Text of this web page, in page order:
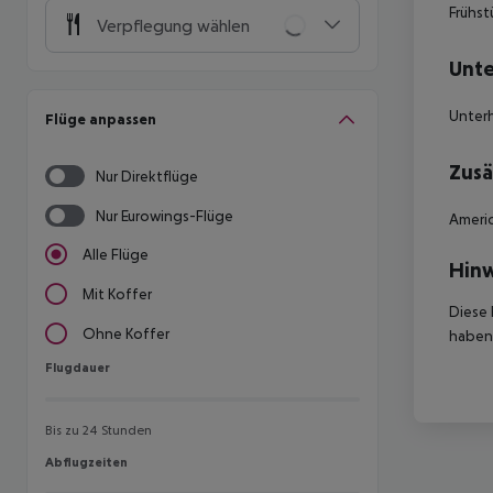
Verpflegung wählen
Flüge anpassen
Nur Direktflüge
Nur Eurowings-Flüge
Alle Flüge
Mit Koffer
Ohne Koffer
Flugdauer
Flugdauer
Bis zu 24 Stunden
Abflugzeiten
Abflugzeiten
Diese